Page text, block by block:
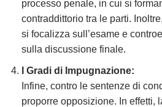
processo penale, in cui si
contraddittorio tra le parti.
si focalizza sull’esame e
sulla discussione finale.
I Gradi di Impugnazione:
Infine, contro le sentenze di
proporre opposizione. In effetti,